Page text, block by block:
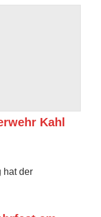
Kahl
hat der